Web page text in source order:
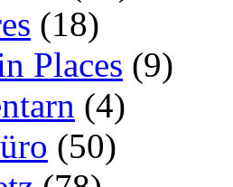
(18)
Places (9)
(4)
(50)